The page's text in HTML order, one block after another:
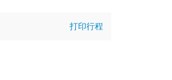
打印行程